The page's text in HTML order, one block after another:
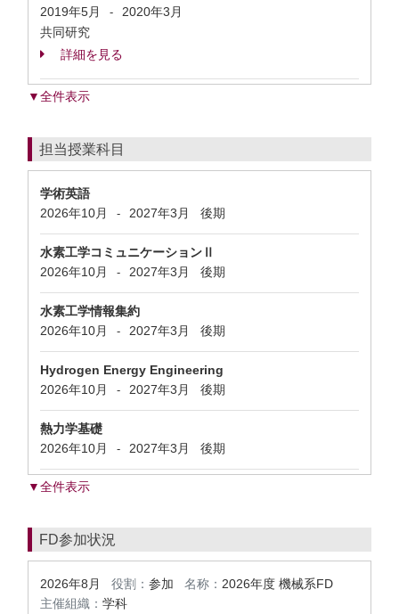
2019年5月
-
2020年3月
共同研究
詳細を見る
▼全件表示
担当授業科目
学術英語
2026年10月
- 2027年3月 後期
水素工学コミュニケーションⅡ
2026年10月
- 2027年3月 後期
水素工学情報集約
2026年10月
- 2027年3月 後期
Hydrogen Energy Engineering
2026年10月
- 2027年3月 後期
熱力学基礎
2026年10月
- 2027年3月 後期
▼全件表示
FD参加状況
2026年8月 役割： 参加 名称： 2026年度 機械系FD
主催組織： 学科